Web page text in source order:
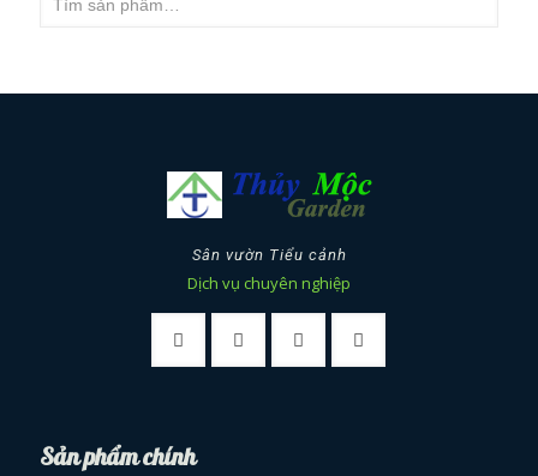
Sân vườn Tiểu cảnh
Dịch vụ chuyên nghiệp
Sản phẩm chính